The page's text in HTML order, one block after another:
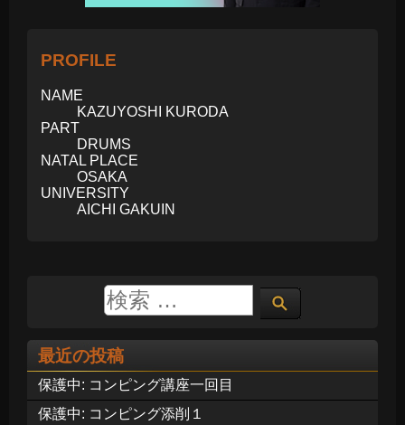
PROFILE
NAME
KAZUYOSHI KURODA
PART
DRUMS
NATAL PLACE
OSAKA
UNIVERSITY
AICHI GAKUIN
最近の投稿
保護中: コンピング講座一回目
保護中: コンピング添削１